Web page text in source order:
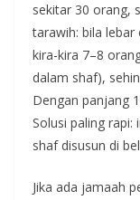
sekitar 30 orang,
tarawih: bila
kira-kira 7–8
dalam shaf),
Dengan panjang
Solusi paling rapi:
shaf disusun di
Jika ada jamaah